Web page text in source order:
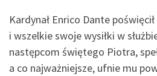
Kardynał Enrico Dante
i wszelkie swoje wysiłki w
następcom świętego Piotra,
a co najważniejsze, ufnie mu